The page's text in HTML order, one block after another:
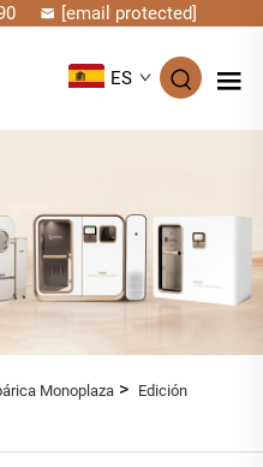
[email protected]
ES
Monoplaza> Edición